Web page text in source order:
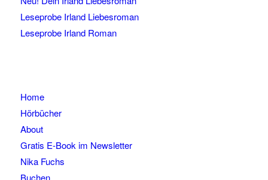
Leseprobe Irland Liebesroman
Leseprobe Irland Roman
Home
Hörbücher
About
Gratis E-Book im Newsletter
Nika Fuchs
Buchen